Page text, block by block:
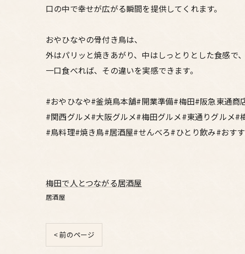
口の中で幸せが広がる瞬間を提供してくれます。
おやひなやの骨付き鳥は、
外はパリッと焼きあがり、中はしっとりとした食感で、
一口食べれば、その違いを実感できます。
#おやひなや#釜焼鳥本舗#開業準備#梅田#阪急東通商
#関西グルメ#大阪グルメ#梅田グルメ#東通りグルメ#
#鳥料理#焼き鳥#居酒屋#せんべろ#ひとり飲み#おす
梅田で人とつながる居酒屋
居酒屋
< 前のページ